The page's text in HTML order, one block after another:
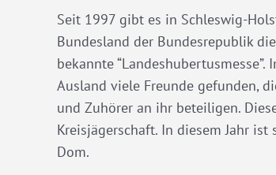
Seit 1997 gibt es in Schleswig-
Bundesland der Bundesrepublik
bekannte
Ausland viele Freunde gefunden,
und Zuhörer an ihr beteiligen.
Kreisjägerschaft. In diesem Jahr
Dom.